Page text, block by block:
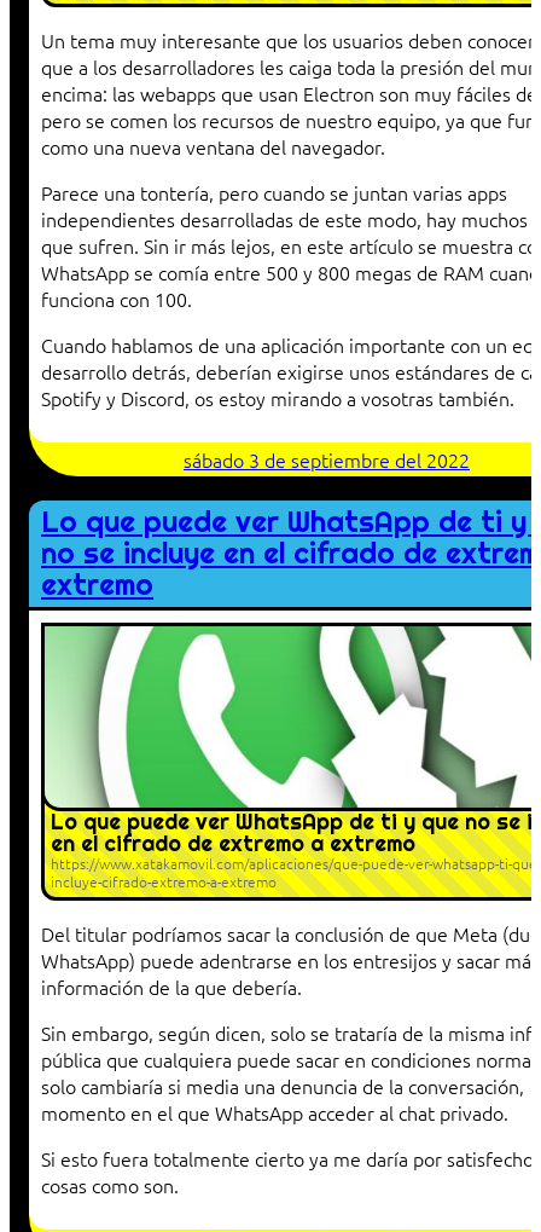
Un tema muy interesante que los usuarios deben conocer
que a los desarrolladores les caiga toda la presión del
encima: las webapps que usan Electron son muy fáciles
pero se comen los recursos de nuestro equipo, ya que
como una nueva ventana del navegador.
Parece una tontería, pero cuando se juntan varias apps
independientes desarrolladas de este modo, hay muchos
que sufren. Sin ir más lejos, en este artículo se muestra
WhatsApp se comía entre 500 y 800 megas de RAM
funciona con 100.
Cuando hablamos de una aplicación importante con un
desarrollo detrás, deberían exigirse unos estándares de
Spotify y Discord, os estoy mirando a vosotras también.
sábado 3 de septiembre del 2022
Lo que puede ver WhatsApp de ti y
no se incluye en el cifrado de
extremo
Lo que puede ver WhatsApp de ti y que no se
en el cifrado de extremo a extremo
https://www.xatakamovil.com/aplicaciones/que-puede-ver-whatsapp-ti-
incluye-cifrado-extremo-a-extremo
Del titular podríamos sacar la conclusión de que Meta
WhatsApp) puede adentrarse en los entresijos y sacar más
información de la que debería.
Sin embargo, según dicen, solo se trataría de la misma
pública que cualquiera puede sacar en condiciones
solo cambiaría si media una denuncia de la conversación,
momento en el que WhatsApp acceder al chat privado.
Si esto fuera totalmente cierto ya me daría por
cosas como son.